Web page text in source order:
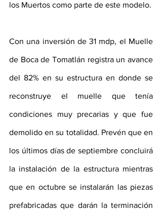
los Muertos como parte de este modelo.
Con una inversión de 31 mdp, el Muelle
de Boca de Tomatlán registra un avance
del 82% en su estructura en donde se
reconstruye el muelle que tenía
condiciones muy precarias y que fue
demolido en su totalidad. Prevén que en
los últimos días de septiembre concluirá
la instalación de la estructura mientras
que en octubre se instalarán las piezas
prefabricadas que darán la terminación